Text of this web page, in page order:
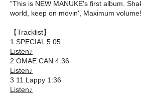
”This is NEW MANUKE's first album.
world, keep on movin', Maximum
【Tracklist】
1 SPECIAL 5:05
Listen♪
2 OMAE CAN 4:36
Listen♪
3 11 Lappy 1:36
Listen♪